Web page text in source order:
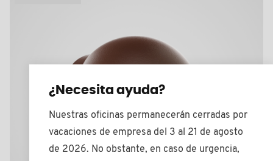
¿Necesita ayuda?
Nuestras oficinas permanecerán cerradas por
vacaciones de empresa del 3 al 21 de agosto
de 2026. No obstante, en caso de urgencia,